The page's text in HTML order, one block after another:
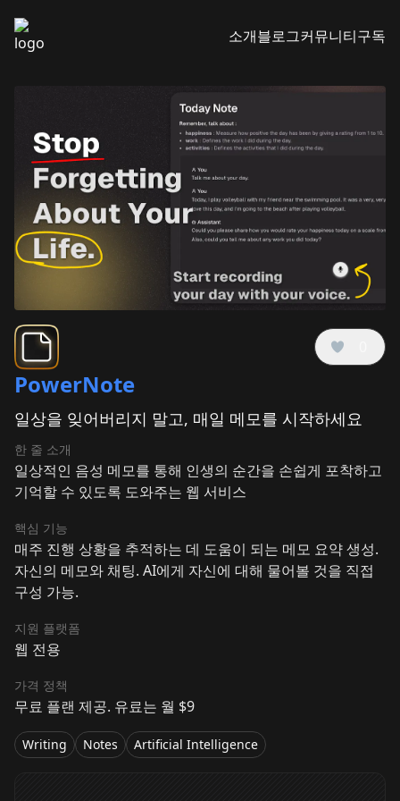
소개블로그커뮤니티구독
PowerNote
일상을 잊어버리지 말고, 매일 메모를 시작하세요
한 줄 소개
일상적인 음성 메모를 통해 인생의 순간을 손쉽게 포착하고
기억할 수 있도록 도와주는 웹 서비스
핵심 기능
매주 진행 상황을 추적하는 데 도움이 되는 메모 요약 생성.
자신의 메모와 채팅. AI에게 자신에 대해 물어볼 것을 직접
구성 가능.
지원 플랫폼
웹 전용
가격 정책
무료 플랜 제공. 유료는 월 $9
Writing Notes Artificial Intelligence